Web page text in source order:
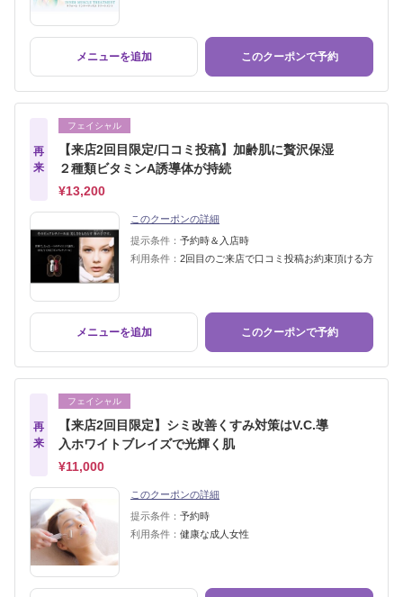
メニューを追加 このクーポンで予約
再
来
フェイシャル
【来店2回目限定/口コミ投稿】加齢肌に贅沢保湿
２種類ビタミンA誘導体が持続
¥13,200
このクーポンの詳細
提示条件： 予約時＆入店時
利用条件： 2回目のご来店で口コミ投稿お約束頂ける方
メニューを追加 このクーポンで予約
再
来
フェイシャル
【来店2回目限定】シミ改善くすみ対策はV.C.導
入ホワイトブレイズで光輝く肌
¥11,000
このクーポンの詳細
提示条件： 予約時
利用条件： 健康な成人女性